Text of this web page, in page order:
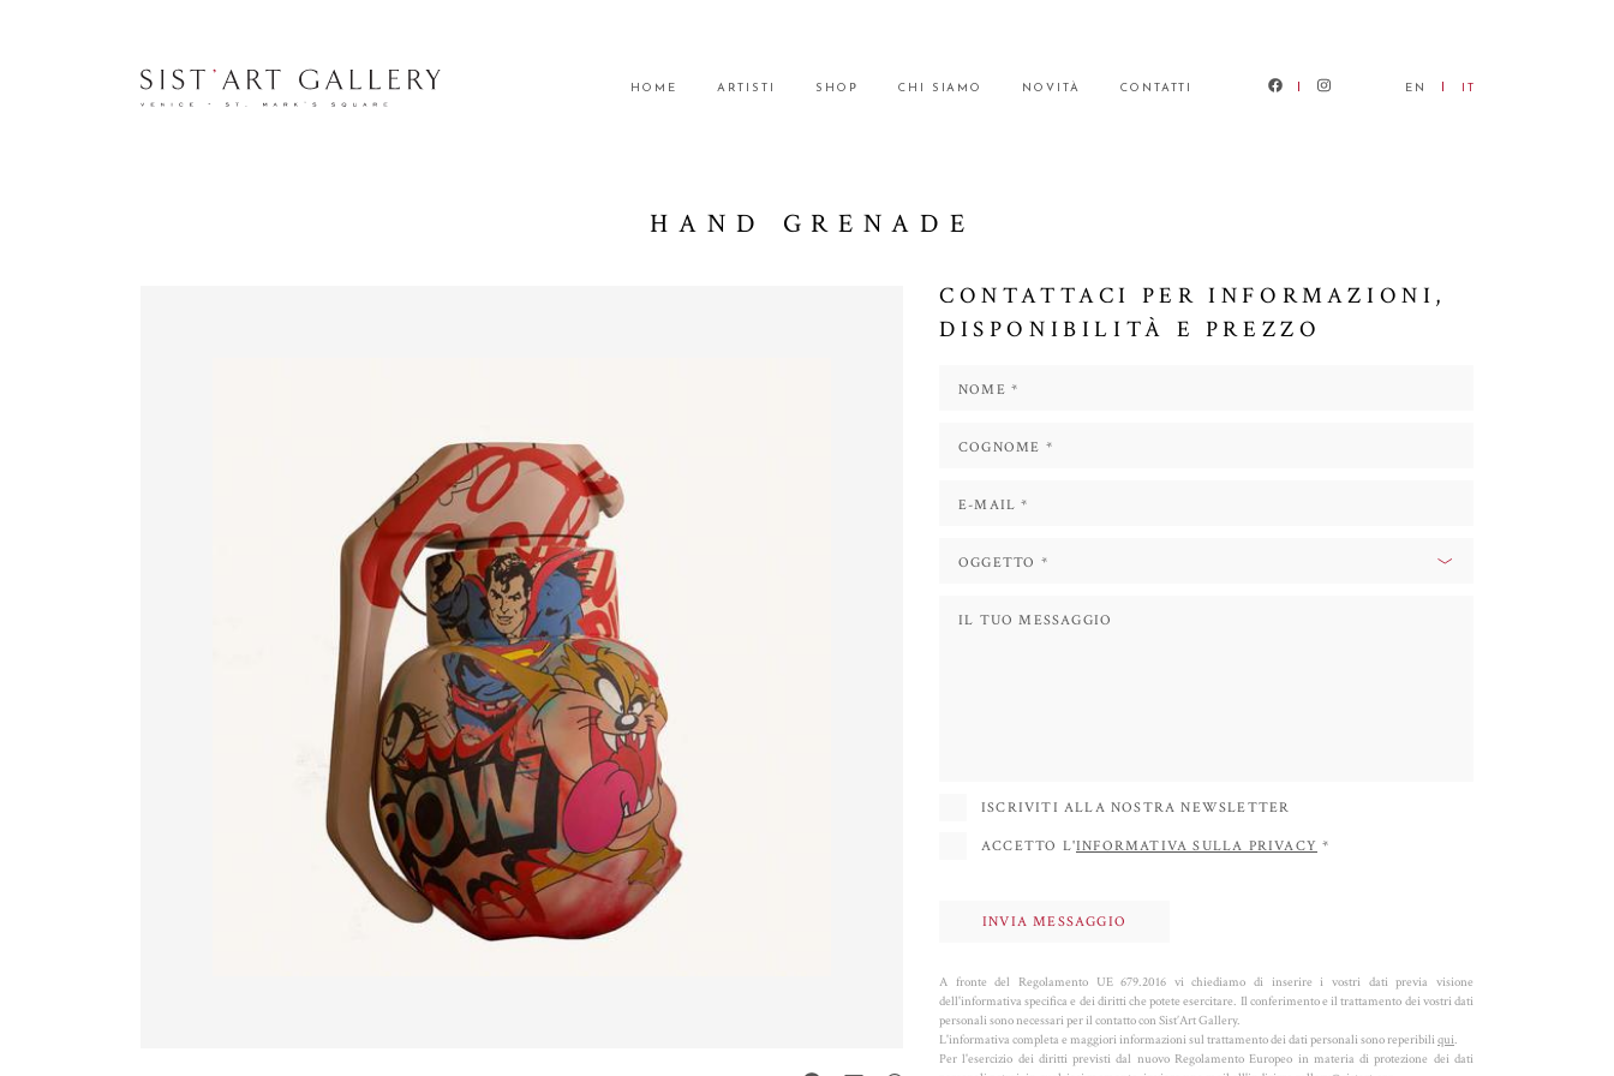
HOME ARTISTI SHOP CHI SIAMO NOVITÀ CONTATTI EN IT
HAND GRENADE
CONTATTACI PER INFORMAZIONI,
DISPONIBILITÀ E PREZZO
ISCRIVITI ALLA NOSTRA NEWSLETTER
ACCETTO L'INFORMATIVA SULLA PRIVACY *
A fronte del Regolamento UE 679.2016 vi chiediamo di inserire i vostri dati previa visione
dell'informativa specifica e dei diritti che potete esercitare. Il conferimento e il trattamento dei vostri dati
personali sono necessari per il contatto con Sist’Art Gallery.
L'informativa completa e maggiori informazioni sul trattamento dei dati personali sono reperibiliqui.
Per l'esercizio dei diritti previsti dal nuovo Regolamento Europeo in materia di protezione dei dati